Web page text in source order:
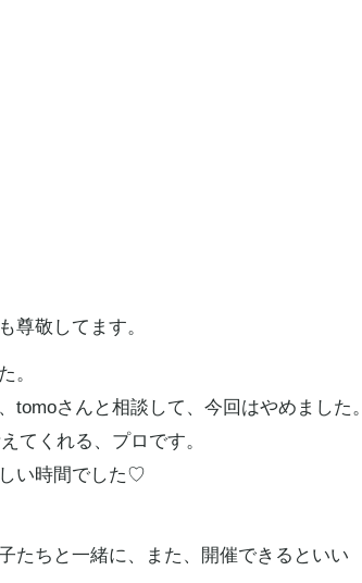
尊敬してます。
。
tomoさんと相談して、今回はやめました。
てくれる、プロです。
い時間でした♡
たちと一緒に、また、開催できるといい